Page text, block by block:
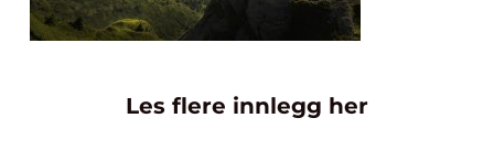
Les flere innlegg her